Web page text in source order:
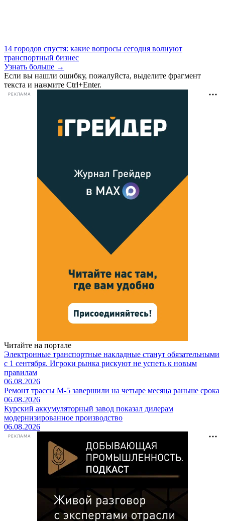
14 городов спустя: какие вопросы сегодня волнуют
транспортный бизнес
Узнать больше →
Если вы нашли ошибку, пожалуйста, выделите фрагмент
текста и нажмите Ctrl+Enter.
РЕКЛАМА
Читайте на портале
Электронные транспортные накладные станут обязательными
с 1 сентября. Игроки рынка рискуют не успеть к новым
правилам
06.08.2026
Ремонт трассы М-5 завершили на четыре месяца раньше срока
06.08.2026
Курский аккумуляторный завод показал дилерам
модернизированное производство
06.08.2026
РЕКЛАМА